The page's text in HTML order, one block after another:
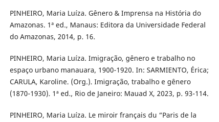
PINHEIRO, Maria Luíza. Gênero & Imprensa na História do
Amazonas. 1ª ed., Manaus: Editora da Universidade Federal
do Amazonas, 2014, p. 16.
PINHEIRO, Maria Luíza. Imigração, gênero e trabalho no
espaço urbano manauara, 1900-1920. In: SARMIENTO, Érica;
CARULA, Karoline. (Org.). Imigração, trabalho e gênero
(1870-1930). 1ª ed., Rio de Janeiro: Mauad X, 2023, p. 93-114.
PINHEIRO, Maria Luíza. Le miroir français du “Paris de la